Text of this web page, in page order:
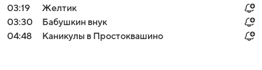
03:19
Желтик
03:30
Бабушкин внук
04:48
Каникулы в Простоквашино